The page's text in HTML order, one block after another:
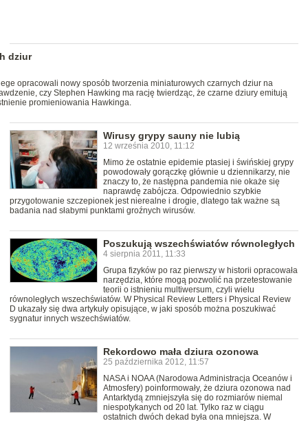
dziur
opracowali nowy sposób tworzenia miniaturowych czarnych dziur na
czy Stephen Hawking ma rację twierdząc, że czarne dziury emitują
promieniowania Hawkinga.
Wirusy grypy sauny nie lubią
12 września 2010, 11:12
Mimo że ostatnie epidemie ptasiej i świńskiej grypy
powodowały gorączkę głównie u dziennikarzy, nie
znaczy to, że następna pandemia nie okaże się
naprawdę zabójcza. Odpowiednio szybkie
przygotowanie szczepionek jest nierealne i drogie, dlatego tak ważne są
badania nad słabymi punktami groźnych wirusów.
Poszukują wszechświatów równoległych
4 sierpnia 2011, 11:33
Grupa fizyków po raz pierwszy w historii opracowała
narzędzia, które mogą pozwolić na przetestowanie
teorii o istnieniu multiwersum, czyli wielu
równoległych wszechświatów. W Physical Review Letters i Physical Review
D ukazały się dwa artykuły opisujące, w jaki sposób można poszukiwać
sygnatur innych wszechświatów.
Rekordowo mała dziura ozonowa
25 października 2012, 11:57
NASA i NOAA (Narodowa Administracja Oceanów i
Atmosfery) poinformowały, że dziura ozonowa nad
Antarktydą zmniejszyła się do rozmiarów niemal
niespotykanych od 20 lat. Tylko raz w ciągu
ostatnich dwóch dekad była ona mniejsza. W